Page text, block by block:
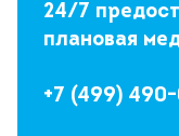
24/7
плановая
+7 (499)